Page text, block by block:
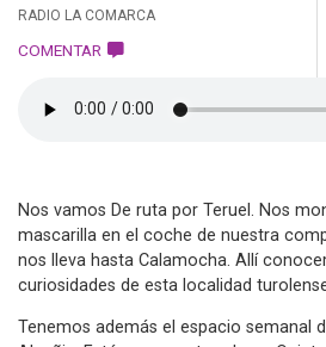
COMENTAR
RADIO LA COMARCA
Nos vamos De ruta por Teruel. Nos
mascarilla en el coche de nuestra
nos lleva hasta Calamocha. Allí
curiosidades de esta localidad
Tenemos además el espacio semanal